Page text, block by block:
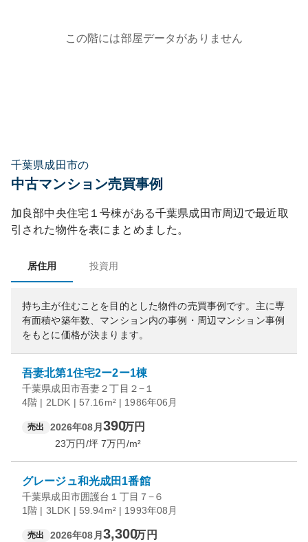
この階には部屋データがありません
千葉県成田市の
中古マンション売買事例
加良部中央住宅１号棟がある千葉県成田市周辺で最近取
引された物件を表にまとめました。
居住用 投資用
持ち主が住むことを目的とした物件の売買事例です。 主に専
有面積や築年数、マンション内の事例・周辺マンション事例
をもとに価格が決まります。
吾妻北第1住宅2ー2ー1棟
千葉県成田市吾妻２丁目２−１
4階 | 2LDK | 57.16m² | 1986年06月
売出 2026年08月 390万円
23万円/坪 7万円/m²
グレージュ和光成田1番館
千葉県成田市囲護台１丁目７−６
1階 | 3LDK | 59.94m² | 1993年08月
売出 2026年08月 3,300万円